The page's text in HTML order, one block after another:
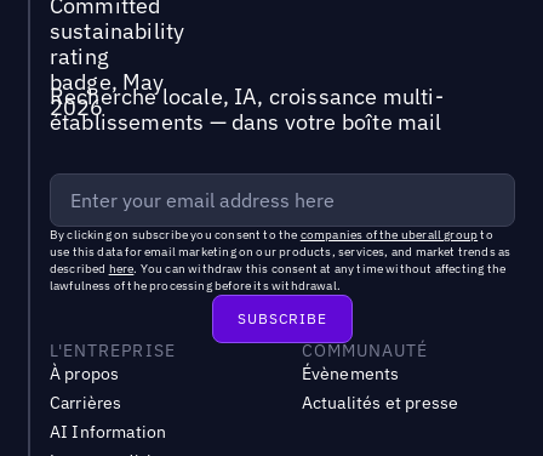
Recherche locale, IA, croissance multi-
établissements — dans votre boîte mail
By clicking on subscribe you consent to the companies of the uberall groupto
use this data for email marketing on our products, services, and market trends as
described here. You can withdraw this consent at any time without affecting the
lawfulness of the processing before its withdrawal.
L'ENTREPRISE
À propos
Carrières
AI Information
COMMUNAUTÉ
Évènements
Actualités et presse